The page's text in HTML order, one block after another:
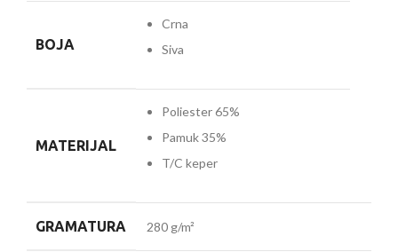
BOJA
Crna
Siva
MATERIJAL
Poliester 65%
Pamuk 35%
T/C keper
GRAMATURA 280 g/m²